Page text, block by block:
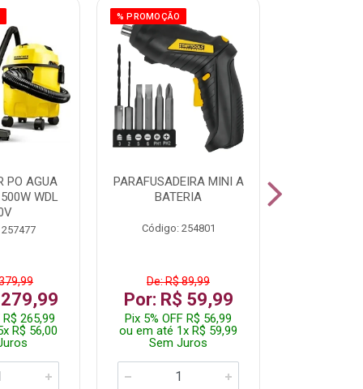
PO AGUA
WDL
R$ 265,99
R$ 56,00
% PROMOÇÃO
PARAFUSADEIRA MINI A
BATERIA
Código: 254801
De: R$ 89,99
Por: R$ 59,99
Pix 5% OFF R$ 56,99
ou em até 1x R$ 59,99
Sem Juros